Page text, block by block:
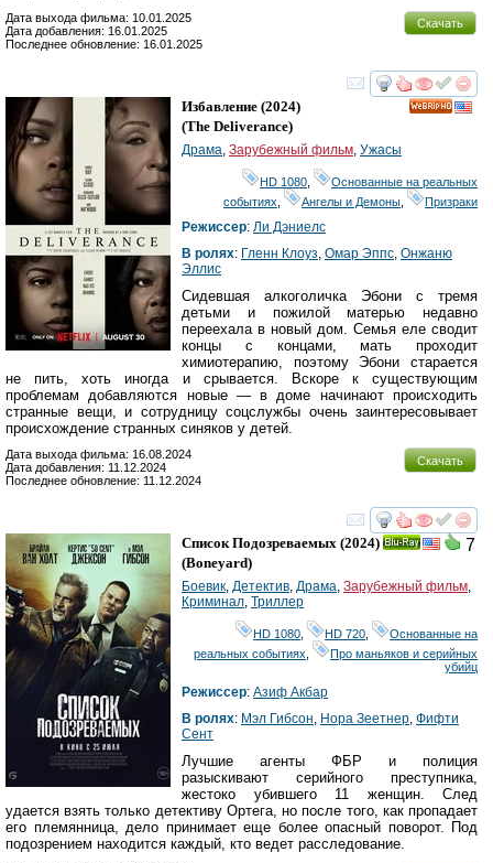
Скачать
Дата выхода фильма: 10.01.2025
Дата добавления: 16.01.2025
Последнее обновление: 16.01.2025
смотреть
Избавление (2024)
(The Deliverance)
Драма Зарубежный фильм Ужасы
HD 1080
Основанные на реальных
событиях
Ангелы и Демоны Призраки
Режиссер: Ли Дэниелс
В ролях: Гленн Клоуз Омар Эппс Онжаню
Эллис
Сидевшая алкоголичка Эбони с тремя
детьми и пожилой матерью недавно
переехала в новый дом. Семья еле сводит
концы с концами, мать проходит
химиотерапию, поэтому Эбони старается
не пить, хоть иногда и срывается. Вскоре к существующим
проблемам добавляются новые — в доме начинают происходить
странные вещи, и сотрудницу соцслужбы очень заинтересовывает
происхождение странных синяков у детей.
Скачать
Дата выхода фильма: 16.08.2024
Дата добавления: 11.12.2024
Последнее обновление: 11.12.2024
смотреть
7
Список Подозреваемых (2024)
(Boneyard)
Боевик, Детектив, Драма, Зарубежный фильм,
Криминал, Триллер
HD 1080 HD 720
Основанные на
реальных событиях
Про маньяков и серийных
убийц
Режиссер: Азиф Акбар
В ролях: Мэл Гибсон, Нора Зеетнер, Фифти
Сент
Лучшие агенты ФБР и полиция
разыскивают серийного преступника,
жестоко убившего 11 женщин. След
удается взять только детективу Ортега, но после того, как пропадает
его племянница, дело принимает еще более опасный поворот. Под
подозрением находится каждый, кто ведет расследование.